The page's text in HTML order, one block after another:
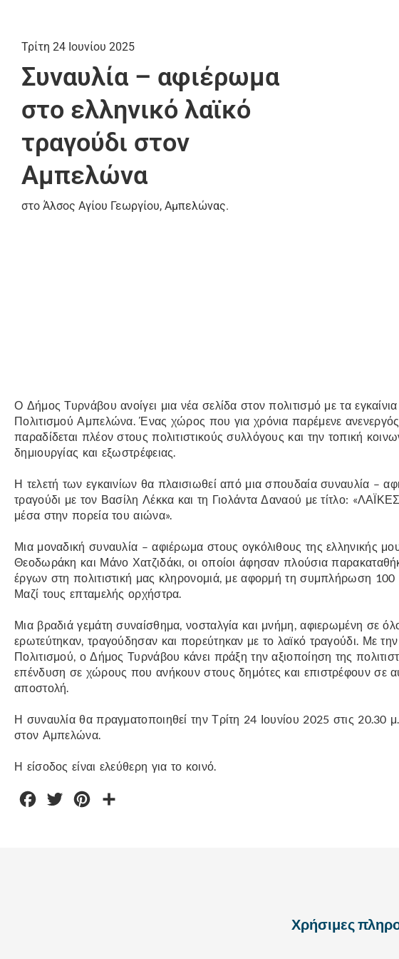
Τρίτη 24 Ιουνίου 2025
Συναυλία – αφιέρωμα
στο ελληνικό λαϊκό
τραγούδι στον
Αμπελώνα
στο Άλσος Αγίου Γεωργίου, Αμπελώνας.
Ο Δήμος Τυρνάβου ανοίγει μια νέα σελίδα στον πολιτισμό με τα
Πολιτισμού Αμπελώνα. Ένας χώρος που για χρόνια παρέμενε ανενεργός,
παραδίδεται πλέον στους πολιτιστικούς συλλόγους και την τοπική
δημιουργίας και εξωστρέφειας.
Η τελετή των εγκαινίων θα πλαισιωθεί από μια σπουδαία συναυλία –
τραγούδι με τον Βασίλη Λέκκα και τη Γιολάντα Δαναού με τίτλο:
μέσα στην πορεία του αιώνα».
Μια μοναδική συναυλία – αφιέρωμα στους ογκόλιθους της ελληνικής
Θεοδωράκη και Μάνο Χατζιδάκι, οι οποίοι άφησαν πλούσια
έργων στη πολιτιστική μας κληρονομιά, με αφορμή τη συμπλήρωση
Μαζί τους επταμελής ορχήστρα.
Μια βραδιά γεμάτη συναίσθημα, νοσταλγία και μνήμη, αφιερωμένη σε
ερωτεύτηκαν, τραγούδησαν και πορεύτηκαν με το λαϊκό τραγούδι. Με
Πολιτισμού, ο Δήμος Τυρνάβου κάνει πράξη την αξιοποίηση της
επένδυση σε χώρους που ανήκουν στους δημότες και επιστρέφουν σε
αποστολή.
Η συναυλία θα πραγματοποιηθεί την Τρίτη 24 Ιουνίου 2025 στις 20.30
στον Αμπελώνα.
Η είσοδος είναι ελεύθερη για το κοινό.
FacebookTwitter Pinterest
Χρήσιμες